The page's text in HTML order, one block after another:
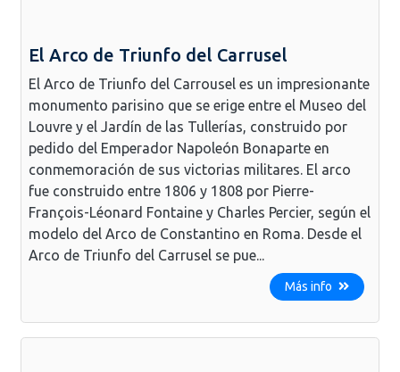
El Arco de Triunfo del Carrusel
El Arco de Triunfo del Carrousel es un impresionante
monumento parisino que se erige entre el Museo del
Louvre y el Jardín de las Tullerías, construido por
pedido del Emperador Napoleón Bonaparte en
conmemoración de sus victorias militares. El arco
fue construido entre 1806 y 1808 por Pierre-
François-Léonard Fontaine y Charles Percier, según el
modelo del Arco de Constantino en Roma. Desde el
Arco de Triunfo del Carrusel se pue...
Más info